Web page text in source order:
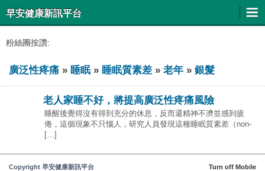
早安健康新訊平台
粉絲團按讚:
廣泛性疼痛 » 睡眠» 睡眠質素差 » 老年 » 銀髮
老人家睡不好，將提高廣泛性疼痛風險
睡醒後覺得沒有得到充分的休息，反而還精神不濟並感到疲
倦，這個現象不只惱人，研究人員發現這種睡眠質素差（non-
[…]
Copyright 早安健康新訊平台 Turn off Mobile